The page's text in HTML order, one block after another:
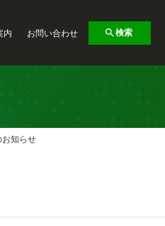
内 お問い合わせ 検索
お知らせ